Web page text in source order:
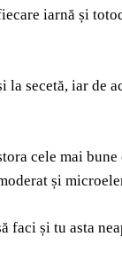
iarnă și
secetă, iar de
cele mai
și
faci și tu asta